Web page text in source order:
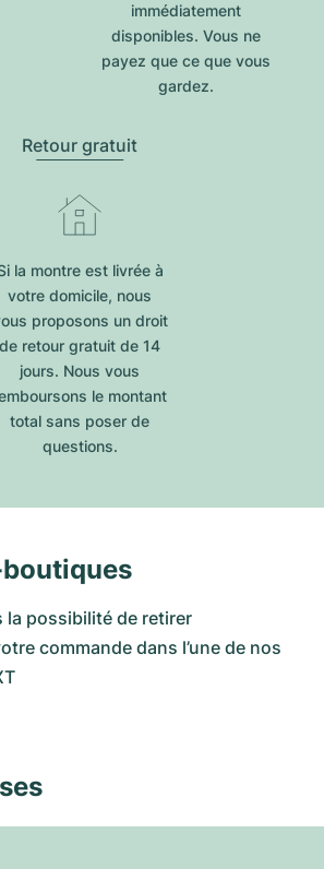
immédiatement
disponibles. Vous ne
payez que ce que vous
gardez.
Retour gratuit
la montre est livrée à
votre domicile, nous
proposons un droit
de retour gratuit de 14
jours. Nous vous
le montant
total sans poser de
questions.
possibilité de retirer
commande dans l’une de nos